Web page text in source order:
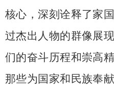
核心，深刻诠释了家
过杰出人物的群像展
们的奋斗历程和崇高
那些为国家和民族奉